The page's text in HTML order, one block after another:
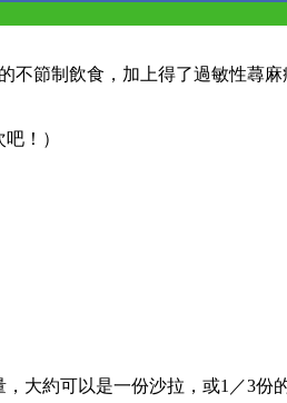
節制飲食，加上得了過敏性蕁
！）
大約可以是一份沙拉，或1／3份